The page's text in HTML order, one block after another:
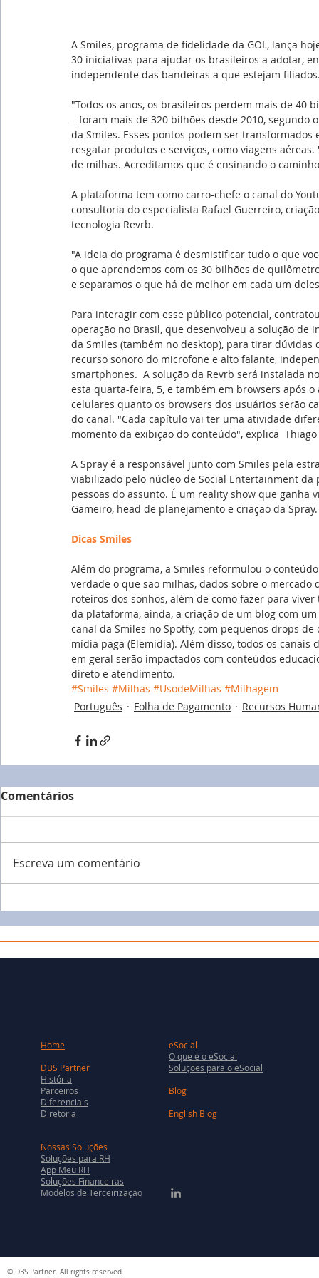
A Smiles, programa de fidelidade da GOL, lança
30 iniciativas para ajudar os brasileiros a adotar,
independente das bandeiras a que estejam
"Todos os anos, os brasileiros perdem mais de 40
– foram mais de 320 bilhões desde 2010,
da Smiles. Esses pontos podem ser
resgatar produtos e serviços, como viagens
de milhas. Acreditamos que é ensinando o
A plataforma tem como carro-chefe o canal do
consultoria do especialista Rafael Guerreiro,
tecnologia Revrb.
"A ideia do programa é desmistificar tudo o que
o que aprendemos com os 30 bilhões de
e separamos o que há de melhor em cada um
Para interagir com esse público potencial,
operação no Brasil, que desenvolveu a solução
da Smiles (também no desktop), para tirar
recurso sonoro do microfone e alto falante,
smartphones.  A solução da Revrb será instalada
esta quarta-feira, 5, e também em browsers após
celulares quanto os browsers dos usuários serão
do canal. "Cada capítulo vai ter uma atividade
momento da exibição do conteúdo", explica
A Spray é a responsável junto com Smiles pela
viabilizado pelo núcleo de Social Entertainment
pessoas do assunto. É um reality show que ganha
Gameiro, head de planejamento e criação da Spray.
Dicas Smiles
Além do programa, a Smiles reformulou o
verdade o que são milhas, dados sobre o
roteiros dos sonhos, além de como fazer para
da plataforma, ainda, a criação de um blog com
canal da Smiles no Spotfy, com pequenos drops
mídia paga (Elemidia). Além disso, todos os
em geral serão impactados com conteúdos
direto e atendimento.
#Smiles #Milhas #UsodeMilhas #Milhagem
Português
Folha de Pagamento Recursos
Comentários
Escreva um comentário
Home
DBS Partner
História
Parceiros
Diferenciais
Diretoria
eSocial
O que é o eSocial
Soluções para o eSocial
Blog
English Blog
Nossas Soluções
Soluções para RH
App Meu RH
Soluções Financeiras
Modelos de Terceirização
© DBS Partner. All rights reserved.